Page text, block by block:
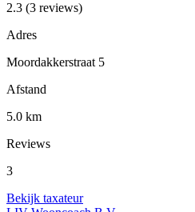
2.3 (3 reviews)
Adres
Moordakkerstraat 5
Afstand
5.0 km
Reviews
3
Bekijk taxateur